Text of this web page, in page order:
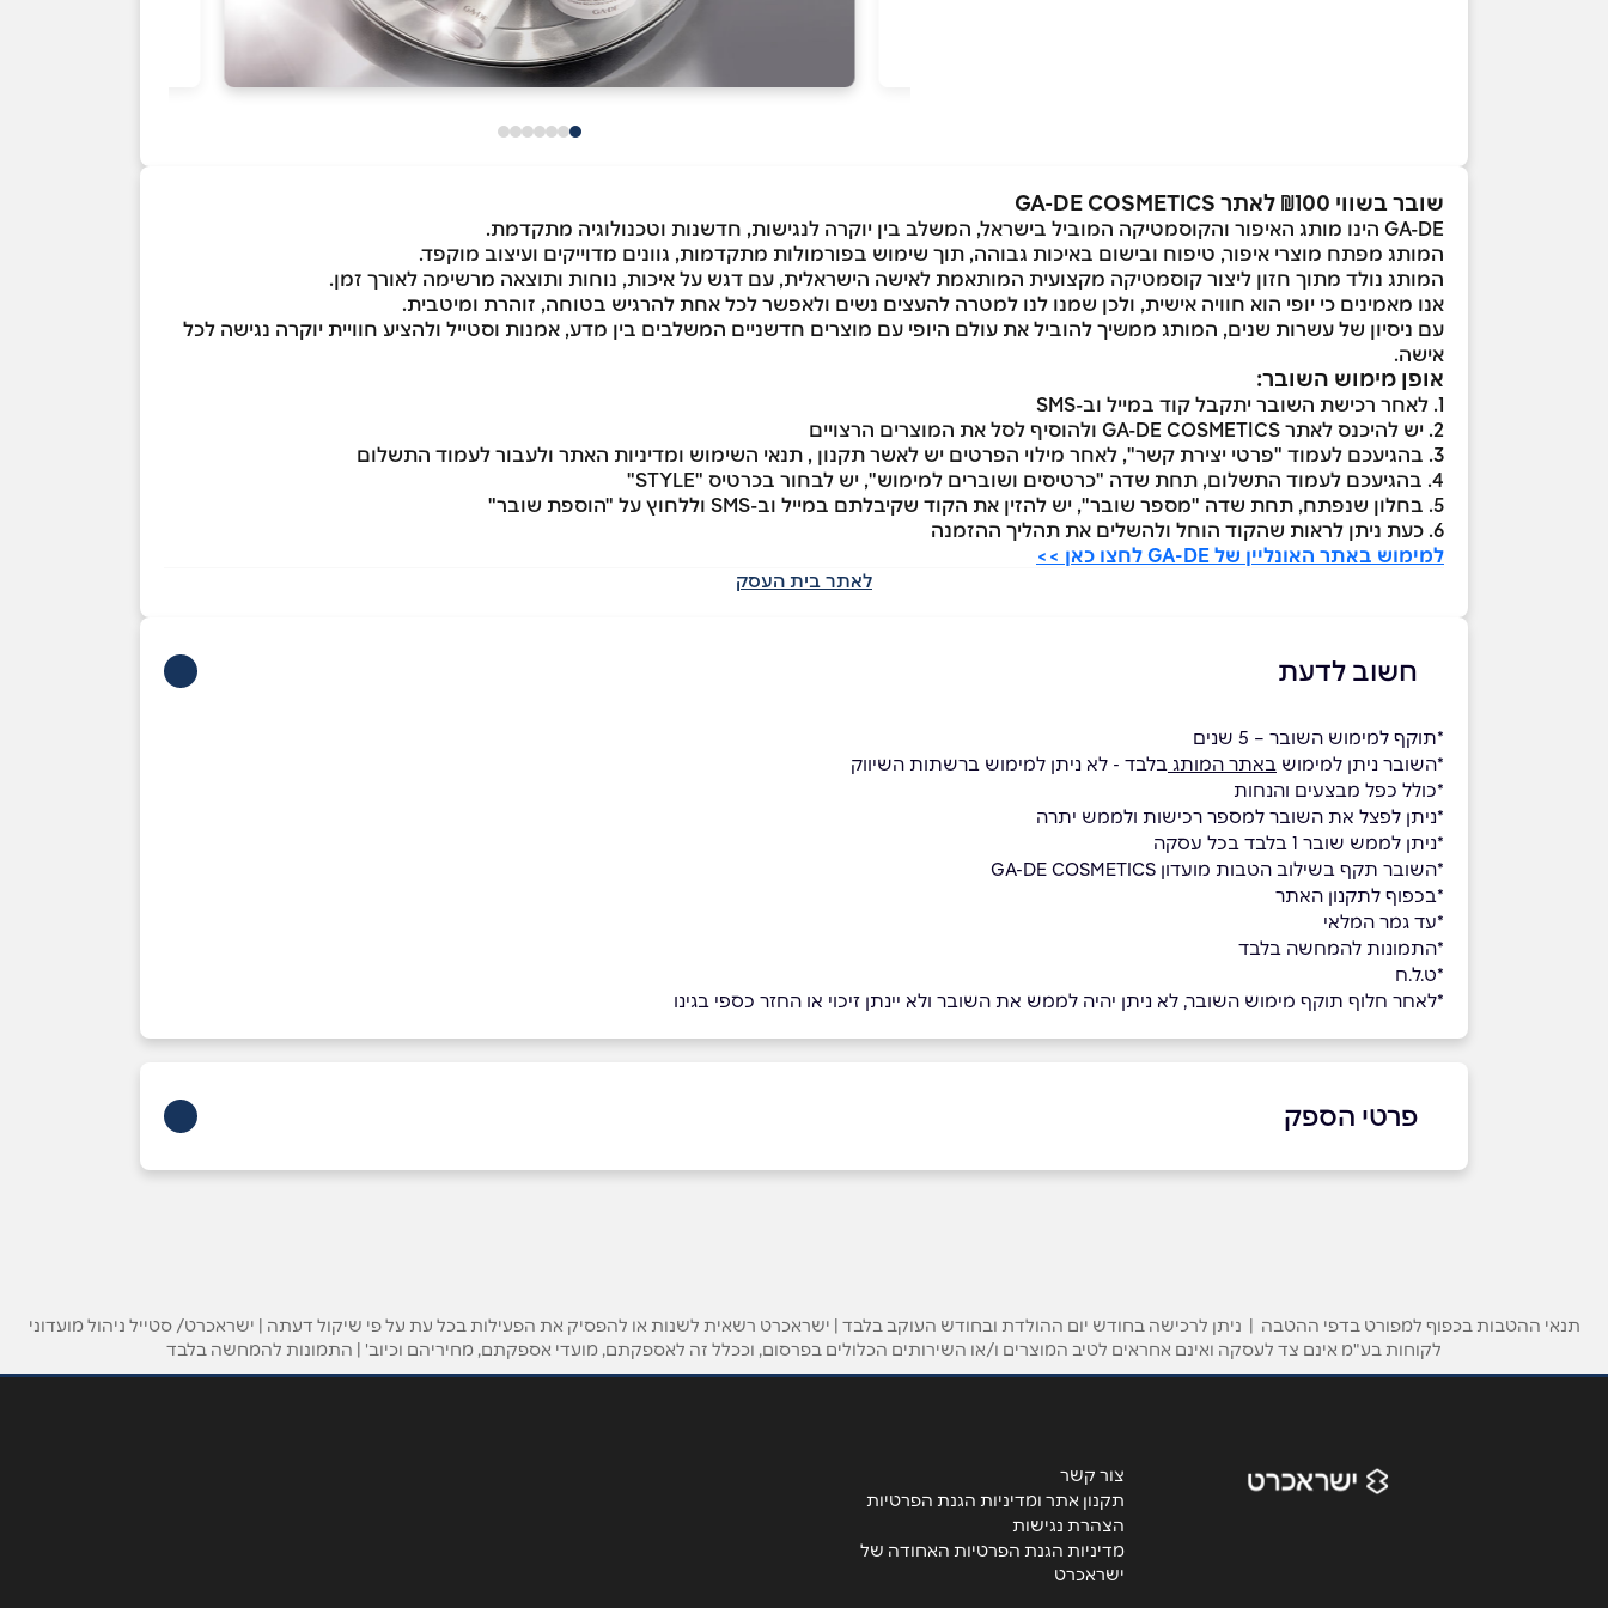
שובר בשווי ₪100 לאתר GA-DE COSMETICS
GA-DE הינו מותג האיפור והקוסמטיקה המוביל בישראל, המשלב בין יוקרה לנגישות, חדשנות וטכנולוגיה מתקדמת.
המותג מפתח מוצרי איפור, טיפוח ובישום באיכות גבוהה, תוך שימוש בפורמולות מתקדמות, גוונים מדוייקים ועיצוב מוקפד.
המותג נולד מתוך חזון ליצור קוסמטיקה מקצועית המותאמת לאישה הישראלית, עם דגש על איכות, נוחות ותוצאה מרשימה לאורך זמן.
אנו מאמינים כי יופי הוא חוויה אישית, ולכן שמנו לנו למטרה להעצים נשים ולאפשר לכל אחת להרגיש בטוחה, זוהרת ומיטבית.
עם ניסיון של עשרות שנים, המותג ממשיך להוביל את עולם היופי עם מוצרים חדשניים המשלבים בין מדע, אמנות וסטייל ולהציע חוויית יוקרה נגישה לכל
אישה.
אופן מימוש השובר:
1. לאחר רכישת השובר יתקבל קוד במייל וב-SMS
2. יש להיכנס לאתר GA-DE COSMETICS ולהוסיף לסל את המוצרים הרצויים
3. בהגיעכם לעמוד "פרטי יצירת קשר", לאחר מילוי הפרטים יש לאשר תקנון , תנאי השימוש ומדיניות האתר ולעבור לעמוד התשלום
4. בהגיעכם לעמוד התשלום, תחת שדה "כרטיסים ושוברים למימוש", יש לבחור בכרטיס "STYLE"
5. בחלון שנפתח, תחת שדה "מספר שובר", יש להזין את הקוד שקיבלתם במייל וב-SMS וללחוץ על "הוספת שובר"
6. כעת ניתן לראות שהקוד הוחל ולהשלים את תהליך ההזמנה
למימוש באתר האונליין של GA-DE לחצו כאן >>
לאתר בית העסק
חשוב לדעת
*תוקף למימוש השובר – 5 שנים
*השובר ניתן למימוש באתר המותג בלבד - לא ניתן למימוש ברשתות השיווק
*כולל כפל מבצעים והנחות
*ניתן לפצל את השובר למספר רכישות ולממש יתרה
*ניתן לממש שובר 1 בלבד בכל עסקה
*השובר תקף בשילוב הטבות מועדון GA-DE COSMETICS
ָָ*בכפוף לתקנון האתר
*עד גמר המלאי
*התמונות להמחשה בלבד
*ט.ל.ח
*לאחר חלוף תוקף מימוש השובר, לא ניתן יהיה לממש את השובר ולא יינתן זיכוי או החזר כספי בגינו
פרטי הספק
שם מלא
תנאי ההטבות בכפוף למפורט בדפי ההטבה | ניתן לרכישה בחודש יום ההולדת ובחודש העוקב בלבד | ישראכרט רשאית לשנות או להפסיק את הפעילות בכל עת על פי שיקול דעתה | ישראכרט/ סטייל ניהול מועדוני
לקוחות בע"מ אינם צד לעסקה ואינם אחראים לטיב המוצרים ו/או השירותים הכלולים בפרסום, וככלל זה לאספקתם, מועדי אספקתם, מחיריהם וכיוב' | התמונות להמחשה בלבד
צור קשר
תקנון אתר ומדיניות הגנת הפרטיות
הצהרת נגישות
מדיניות הגנת הפרטיות האחודה של
ישראכרט